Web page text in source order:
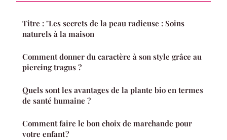
Titre : "Les secrets de la peau radieuse : Soins
naturels à la maison
Comment donner du caractère à son style grâce au
piercing tragus ?
Quels sont les avantages de la plante bio en termes
de santé humaine ?
Comment faire le bon choix de marchande pour
votre enfant ?